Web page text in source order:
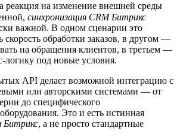
реакция на изменение внешней среды
синхронизация CRM Битрикс
важной. В одном сценарии это
скорость обработки заказов, в другом —
на обращения клиентов, в третьем —
логику под новые условия.
API делает возможной интеграцию с
или авторскими системами — от
до специфического
Это и есть истинная
Битрикс, а не просто стандартные